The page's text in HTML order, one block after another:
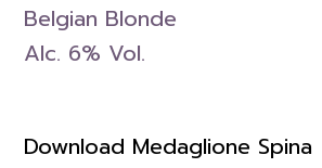
Belgian Blonde
Alc. 6% Vol.
Download Medaglione Spina